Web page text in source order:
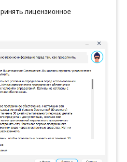
лицензионное